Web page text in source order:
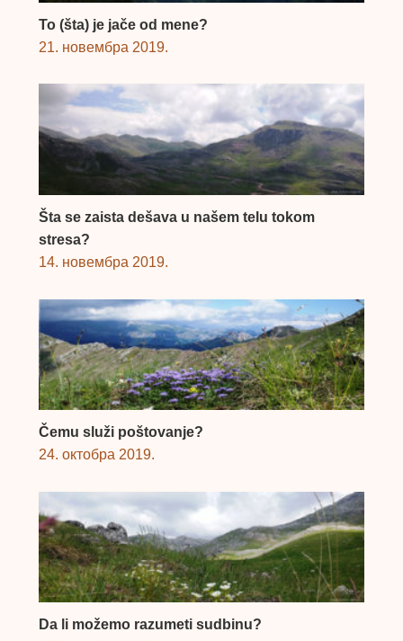
To (šta) je jače od mene?
21. новембра 2019.
Šta se zaista dešava u našem telu tokom
stresa?
14. новембра 2019.
Čemu služi poštovanje?
24. октобра 2019.
Da li možemo razumeti sudbinu?